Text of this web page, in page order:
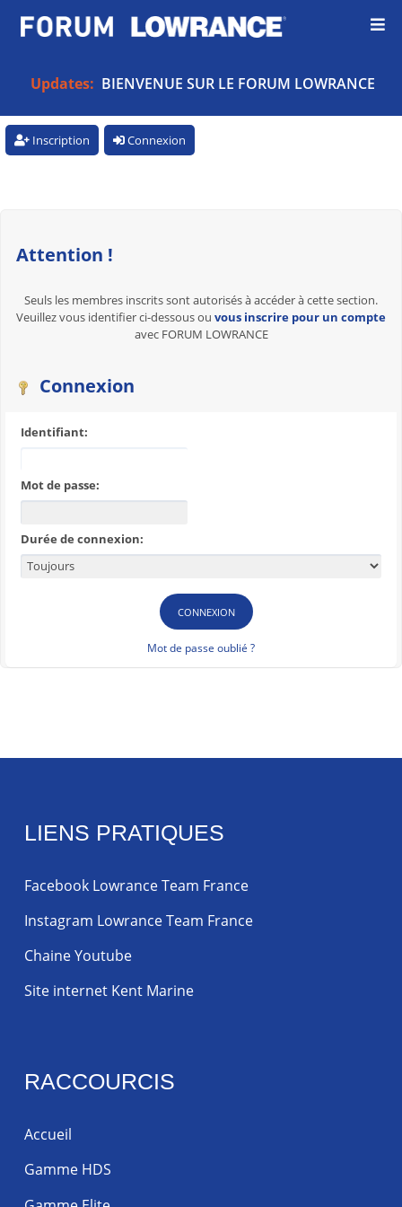
Updates: BIENVENUE SUR LE FORUM LOWRANCE
Inscription Connexion
Attention !
Seuls les membres inscrits sont autorisés à accéder à cette section.
Veuillez vous identifier ci-dessous ou vous inscrire pour un compte
avec FORUM LOWRANCE
Connexion
Identifiant:
Mot de passe:
Durée de connexion:
Mot de passe oublié ?
LIENS PRATIQUES
Facebook Lowrance Team France
Instagram Lowrance Team France
Chaine Youtube
Site internet Kent Marine
RACCOURCIS
Accueil
Gamme HDS